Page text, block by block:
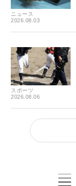
ニュース
2026.08.03
スポーツ
2026.08.06